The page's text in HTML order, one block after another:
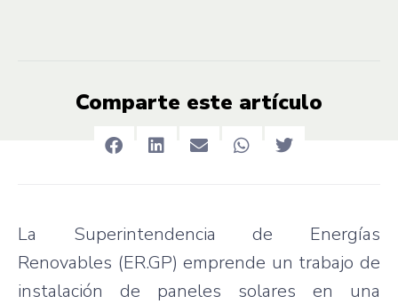
Comparte este artículo
La Superintendencia de Energías
Renovables (ER.GP) emprende un trabajo de
instalación de paneles solares en una